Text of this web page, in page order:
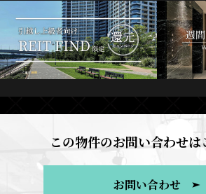
この物件のお問い合わせは
お問い合わせ